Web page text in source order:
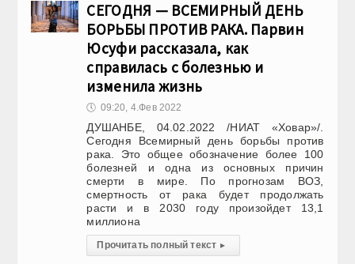
СЕГОДНЯ — ВСЕМИРНЫЙ ДЕНЬ
БОРЬБЫ ПРОТИВ РАКА. Парвин
Юсуфи рассказала, как
справилась с болезнью и
изменила жизнь
🕔 09:20, 4.Фев 2022
ДУШАНБЕ, 04.02.2022 /НИАТ «Ховар»/.
Сегодня Всемирный день борьбы против
рака. Это общее обозначение более 100
болезней и одна из основных причин
смерти в мире. По прогнозам ВОЗ,
смертность от рака будет продолжать
расти и в 2030 году произойдет 13,1
миллиона
Прочитать полный текст ▸